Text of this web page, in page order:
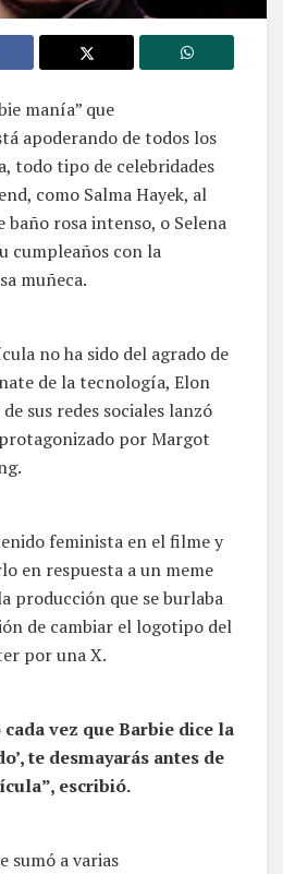
manía” que
apoderando de todos los
todo tipo de celebridades
como Salma Hayek, al
rosa intenso, o Selena
cumpleaños con la
muñeca.
no ha sido del agrado de
de la tecnología, Elon
sus redes sociales lanzó
por Margot
feminista en el filme y
en respuesta a un meme
producción que se burlaba
de cambiar el logotipo del
por una X.
vez que Barbie dice la
te desmayarás antes de
escribió.
sumó a varias